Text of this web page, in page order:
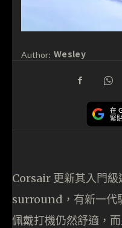
Author: Wesley
在
緊
Corsair 更新其入門級
surround，有新一代
佩戴打機仍然舒適，